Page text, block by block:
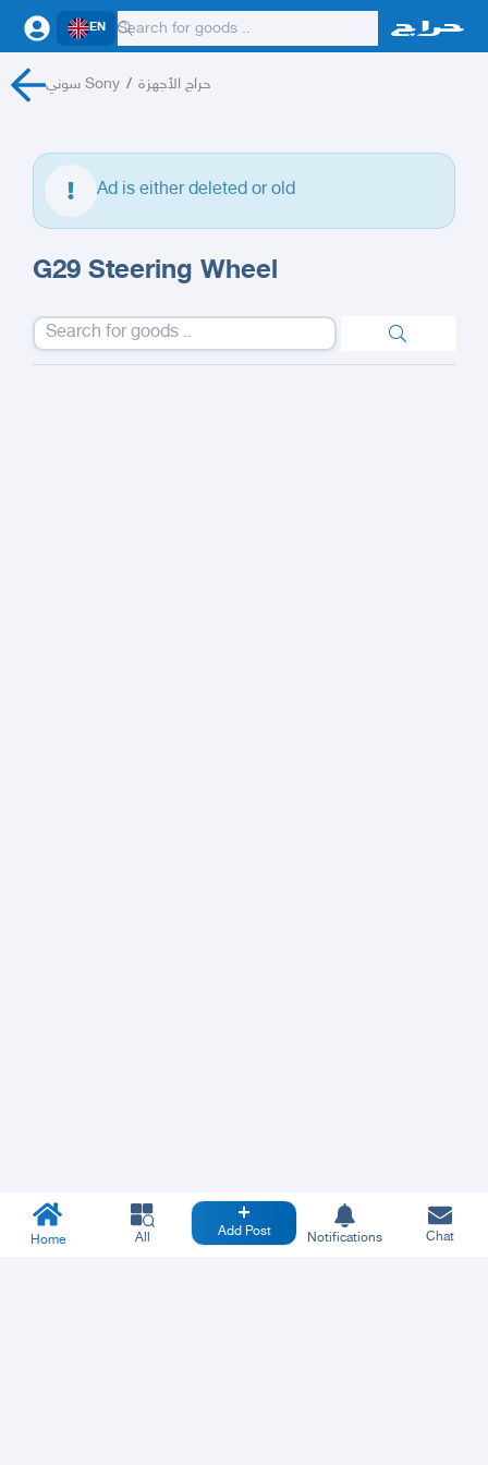
EN
سوني Sony / حراج الأجهزة
Ad is either deleted or old
G29 Steering Wheel
Home All Add Post Notifications Chat